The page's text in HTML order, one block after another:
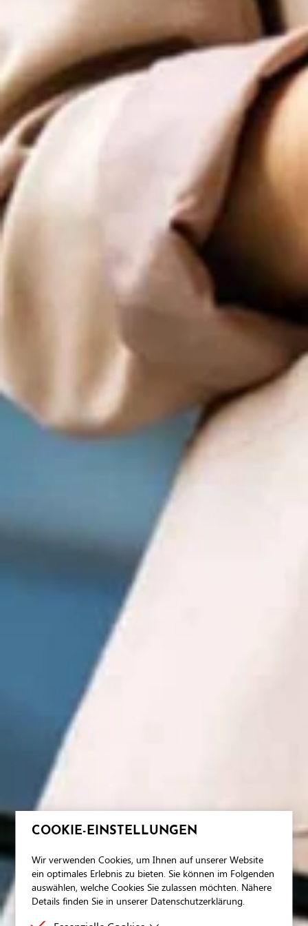
COOKIE-EINSTELLUNGEN
Wir verwenden Cookies, um Ihnen auf unserer Website
ein optimales Erlebnis zu bieten. Sie können im Folgenden
auswählen, welche Cookies Sie zulassen möchten. Nähere
Details finden Sie in unserer Datenschutzerklärung.